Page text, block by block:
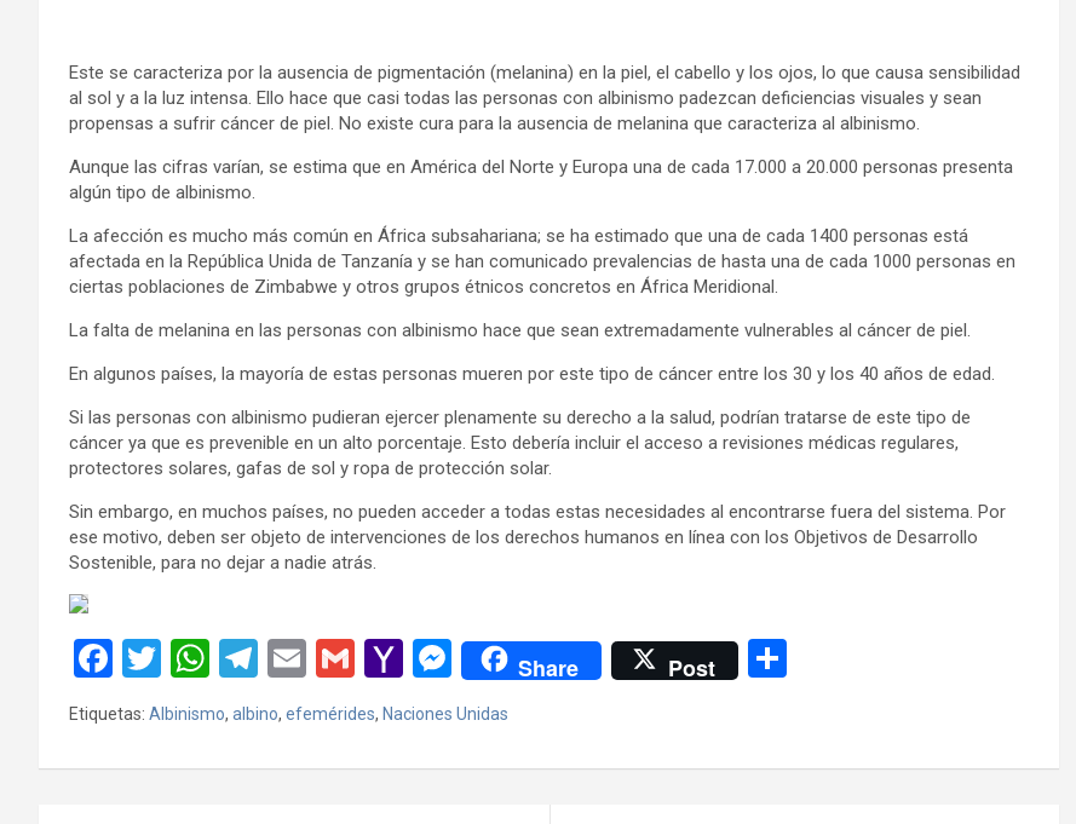
Este se caracteriza por la ausencia de pigmentación (melanina) en la piel, el cabello y los ojos, lo que causa sensibilidad
al sol y a la luz intensa. Ello hace que casi todas las personas con albinismo padezcan deficiencias visuales y sean
propensas a sufrir cáncer de piel. No existe cura para la ausencia de melanina que caracteriza al albinismo.
Aunque las cifras varían, se estima que en América del Norte y Europa una de cada 17.000 a 20.000 personas presenta
algún tipo de albinismo.
La afección es mucho más común en África subsahariana; se ha estimado que una de cada 1400 personas está
afectada en la República Unida de Tanzanía y se han comunicado prevalencias de hasta una de cada 1000 personas en
ciertas poblaciones de Zimbabwe y otros grupos étnicos concretos en África Meridional.
La falta de melanina en las personas con albinismo hace que sean extremadamente vulnerables al cáncer de piel.
En algunos países, la mayoría de estas personas mueren por este tipo de cáncer entre los 30 y los 40 años de edad.
Si las personas con albinismo pudieran ejercer plenamente su derecho a la salud, podrían tratarse de este tipo de
cáncer ya que es prevenible en un alto porcentaje. Esto debería incluir el acceso a revisiones médicas regulares,
protectores solares, gafas de sol y ropa de protección solar.
Sin embargo, en muchos países, no pueden acceder a todas estas necesidades al encontrarse fuera del sistema. Por
ese motivo, deben ser objeto de intervenciones de los derechos humanos en línea con los Objetivos de Desarrollo
Sostenible, para no dejar a nadie atrás.
F
a
ce
b
T
wi
tt
er
W
at
s
T
e
gr
E
m
ail
G
m
ail
Y
a
h
o
M
es
se
n
Share Post
p
Etiquetas: Albinismo, albino, efemérides, Naciones Unidas